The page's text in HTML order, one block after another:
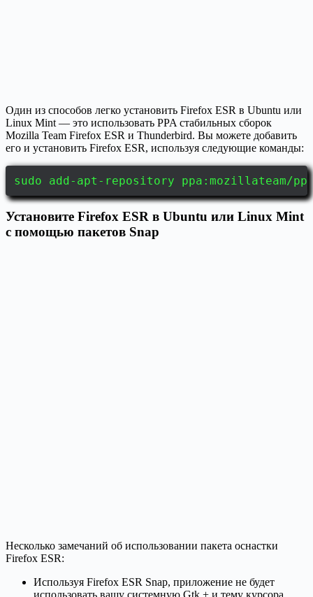
Один из способов легко установить Firefox ESR в Ubuntu или
Linux Mint — это использовать PPA стабильных сборок
Mozilla Team Firefox ESR и Thunderbird. Вы можете добавить
его и установить Firefox ESR, используя следующие команды:
sudo add-apt-repository ppa:mozillateam/
Установите Firefox ESR в Ubuntu или Linux Mint
с помощью пакетов Snap
Несколько замечаний об использовании пакета оснастки
Firefox ESR:
Используя Firefox ESR Snap, приложение не будет
использовать вашу системную Gtk + и тему курсора.